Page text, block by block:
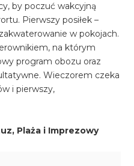
by poczuć wakcyjną
Pierwszy posiłek –
w pokojach.
na którym
program obozu oraz
Wieczorem czeka
i pierwszy,
Plaża i Imprezowy